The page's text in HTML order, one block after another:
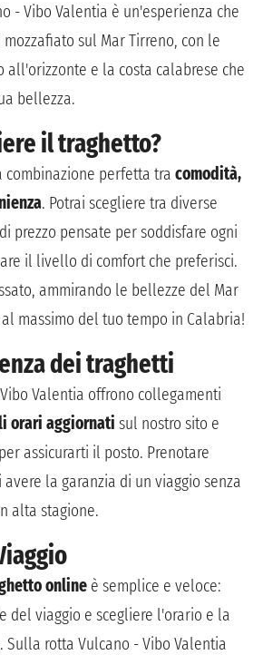
- Vibo Valentia è un'esperienza che
sul Mar Tirreno, con le
all'orizzonte e la costa calabrese che
bellezza.
il traghetto?
perfetta tra comodità,
. Potrai scegliere tra diverse
prezzo pensate per soddisfare ogni
il livello di comfort che preferisci.
ammirando le bellezze del Mar
massimo del tuo tempo in Calabria!
dei traghetti
Valentia offrono collegamenti
orari aggiornati sul nostro sito e
assicurarti il posto. Prenotare
la garanzia di un viaggio senza
alta stagione.
online è semplice e veloce:
del viaggio e scegliere l'orario e la
Sulla rotta Vulcano - Vibo Valentia